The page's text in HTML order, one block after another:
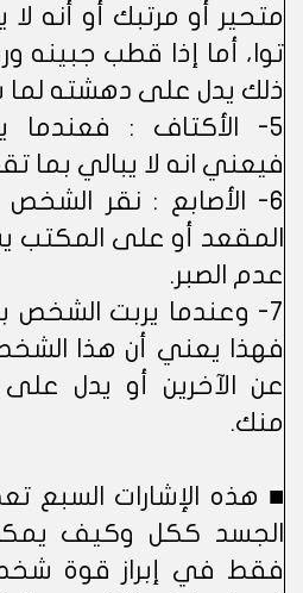
متحير أو مرتبك أو أنه
توا، أما إذا قطب جبينه
ذلك يدل على دهشته
5- الأكتاف :
فيعني انه لا يبالي بما
6- الأصابع : نقر
المقعد أو على المكتب
عدم الصبر.
7- وعندما يربت الشخص
فهذا يعني أن هذا
عن الآخرين أو يدل
منك.
■ هذه الإشارات السبع
الجسد ككل وكيف
فقط في إبراز قوة